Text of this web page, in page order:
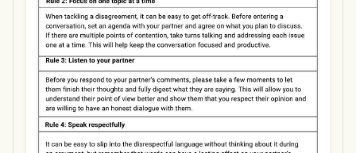
Download